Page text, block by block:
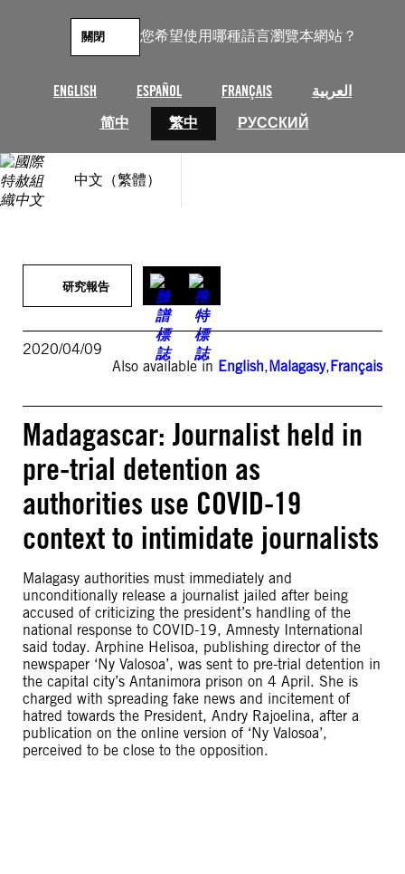
您希望使用哪種語言瀏覽本網站？
ENGLISH ESPAÑOL FRANÇAIS
العربية
简中
繁中 РУССКИЙ
關閉
中文（繁體）
研究報告
2020/04/09
Also available in English,Malagasy,Français
Madagascar: Journalist held in
pre-trial detention as
authorities use COVID-19
context to intimidate journalists
Malagasy authorities must immediately and
unconditionally release a journalist jailed after being
accused of criticizing the president’s handling of the
national response to COVID-19, Amnesty International
said today. Arphine Helisoa, publishing director of the
newspaper ‘Ny Valosoa’, was sent to pre-trial detention in
the capital city’s Antanimora prison on 4 April. She is
charged with spreading fake news and incitement of
hatred towards the President, Andry Rajoelina, after a
publication on the online version of ‘Ny Valosoa’,
perceived to be close to the opposition.